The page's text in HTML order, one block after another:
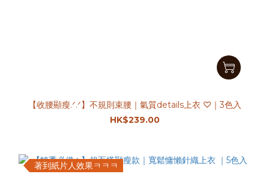
【收腰顯瘦.ᐟ.ᐟ】不規則束腰｜氣質details上衣 ♡｜3色入
HK$239.00
著到紙片人效果ㅋㅋㅋ